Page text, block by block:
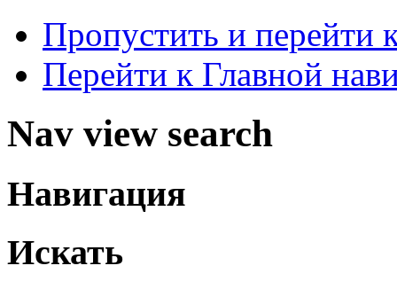
Пропустить и перейти
Перейти к Главной
Nav view search
Навигация
Искать